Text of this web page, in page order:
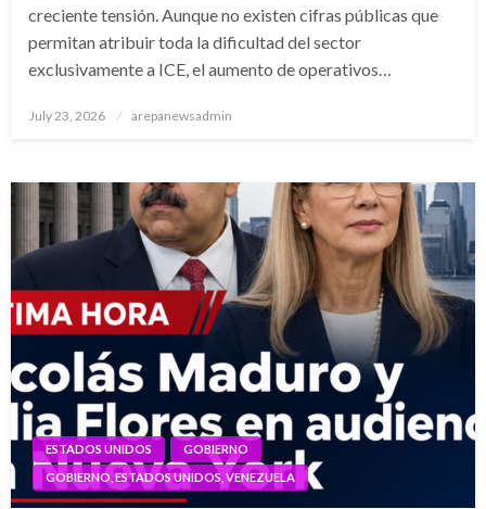
creciente tensión. Aunque no existen cifras públicas que
permitan atribuir toda la dificultad del sector
exclusivamente a ICE, el aumento de operativos…
Posted
July 23, 2026 arepanewsadmin
ESTADOS UNIDOS
GOBIERNO
GOBIERNO, ESTADOS UNIDOS, VENEZUELA